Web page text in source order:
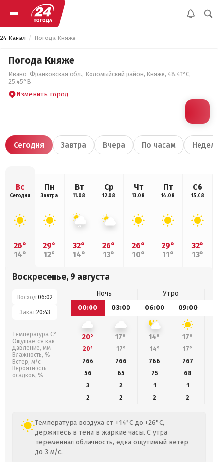
24 Канал Погода Княже
Погода Княже
Ивано-Франковская обл., Коломыйский район, Княже, 48.41°С,
25.45°В
Изменить город
Сегодня Завтра Вчера По часам
Вс
Сегодня
26°
14°
Пн
Завтра
29°
12°
Вт
11.08
32°
14°
Ср
12.08
26°
13°
Чт
13.08
26°
10°
Пт
14.08
29°
11°
Сб
15.08
32°
13°
Воскресенье, 9 августа
Восход:06:02
Закат:20:43
Температура С°
Ощущается как
Давление, мм
Влажность, %
Ветер, м/с
Вероятность
осадков, %
Ночь
Утро
00:00
03:00 06:00 09:00
20° 17° 14° 17°
20° 17° 14° 17°
766
766 766 767
56
65 75 68
3
2 1
1
2
2 2 2
Температура воздуха от +14°C до +26°C,
держитесь в тени в жаркие часы. С утра
переменная облачность, едва ощутимый ветер
до 3 м/с.